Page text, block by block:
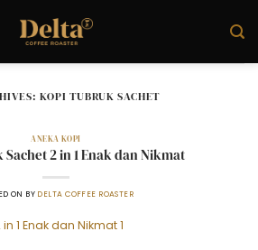
KOPI TUBRUK SACHET
ANEKA KOPI
2 in 1 Enak dan Nikmat
ON BY DELTA COFFEE ROASTER